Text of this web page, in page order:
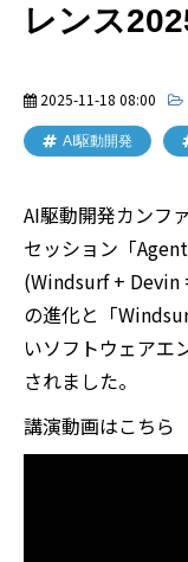
レンス
2025-11-18 08:00
AI駆動開発
AI駆動開発カンフ
セッション「
(Windsurf + Devin
の進化と「
いソフトウェアエ
されました。
講演動画はこちら